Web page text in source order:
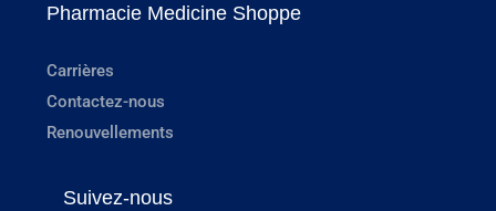
Pharmacie Medicine Shoppe
Carrières
Contactez-nous
Renouvellements
Suivez-nous